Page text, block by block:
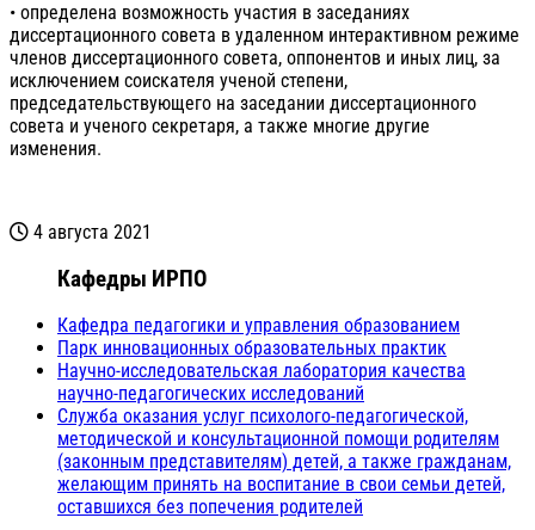
• определена возможность участия в заседаниях
диссертационного совета в удаленном интерактивном режиме
членов диссертационного совета, оппонентов и иных лиц, за
исключением соискателя ученой степени,
председательствующего на заседании диссертационного
совета и ученого секретаря, а также многие другие
изменения.
4 августа 2021
Кафедры ИРПО
Кафедра педагогики и управления образованием
Парк инновационных образовательных практик
Научно-исследовательская лаборатория качества
научно-педагогических исследований
Служба оказания услуг психолого-педагогической,
методической и консультационной помощи родителям
(законным представителям) детей, а также гражданам,
желающим принять на воспитание в свои семьи детей,
оставшихся без попечения родителей